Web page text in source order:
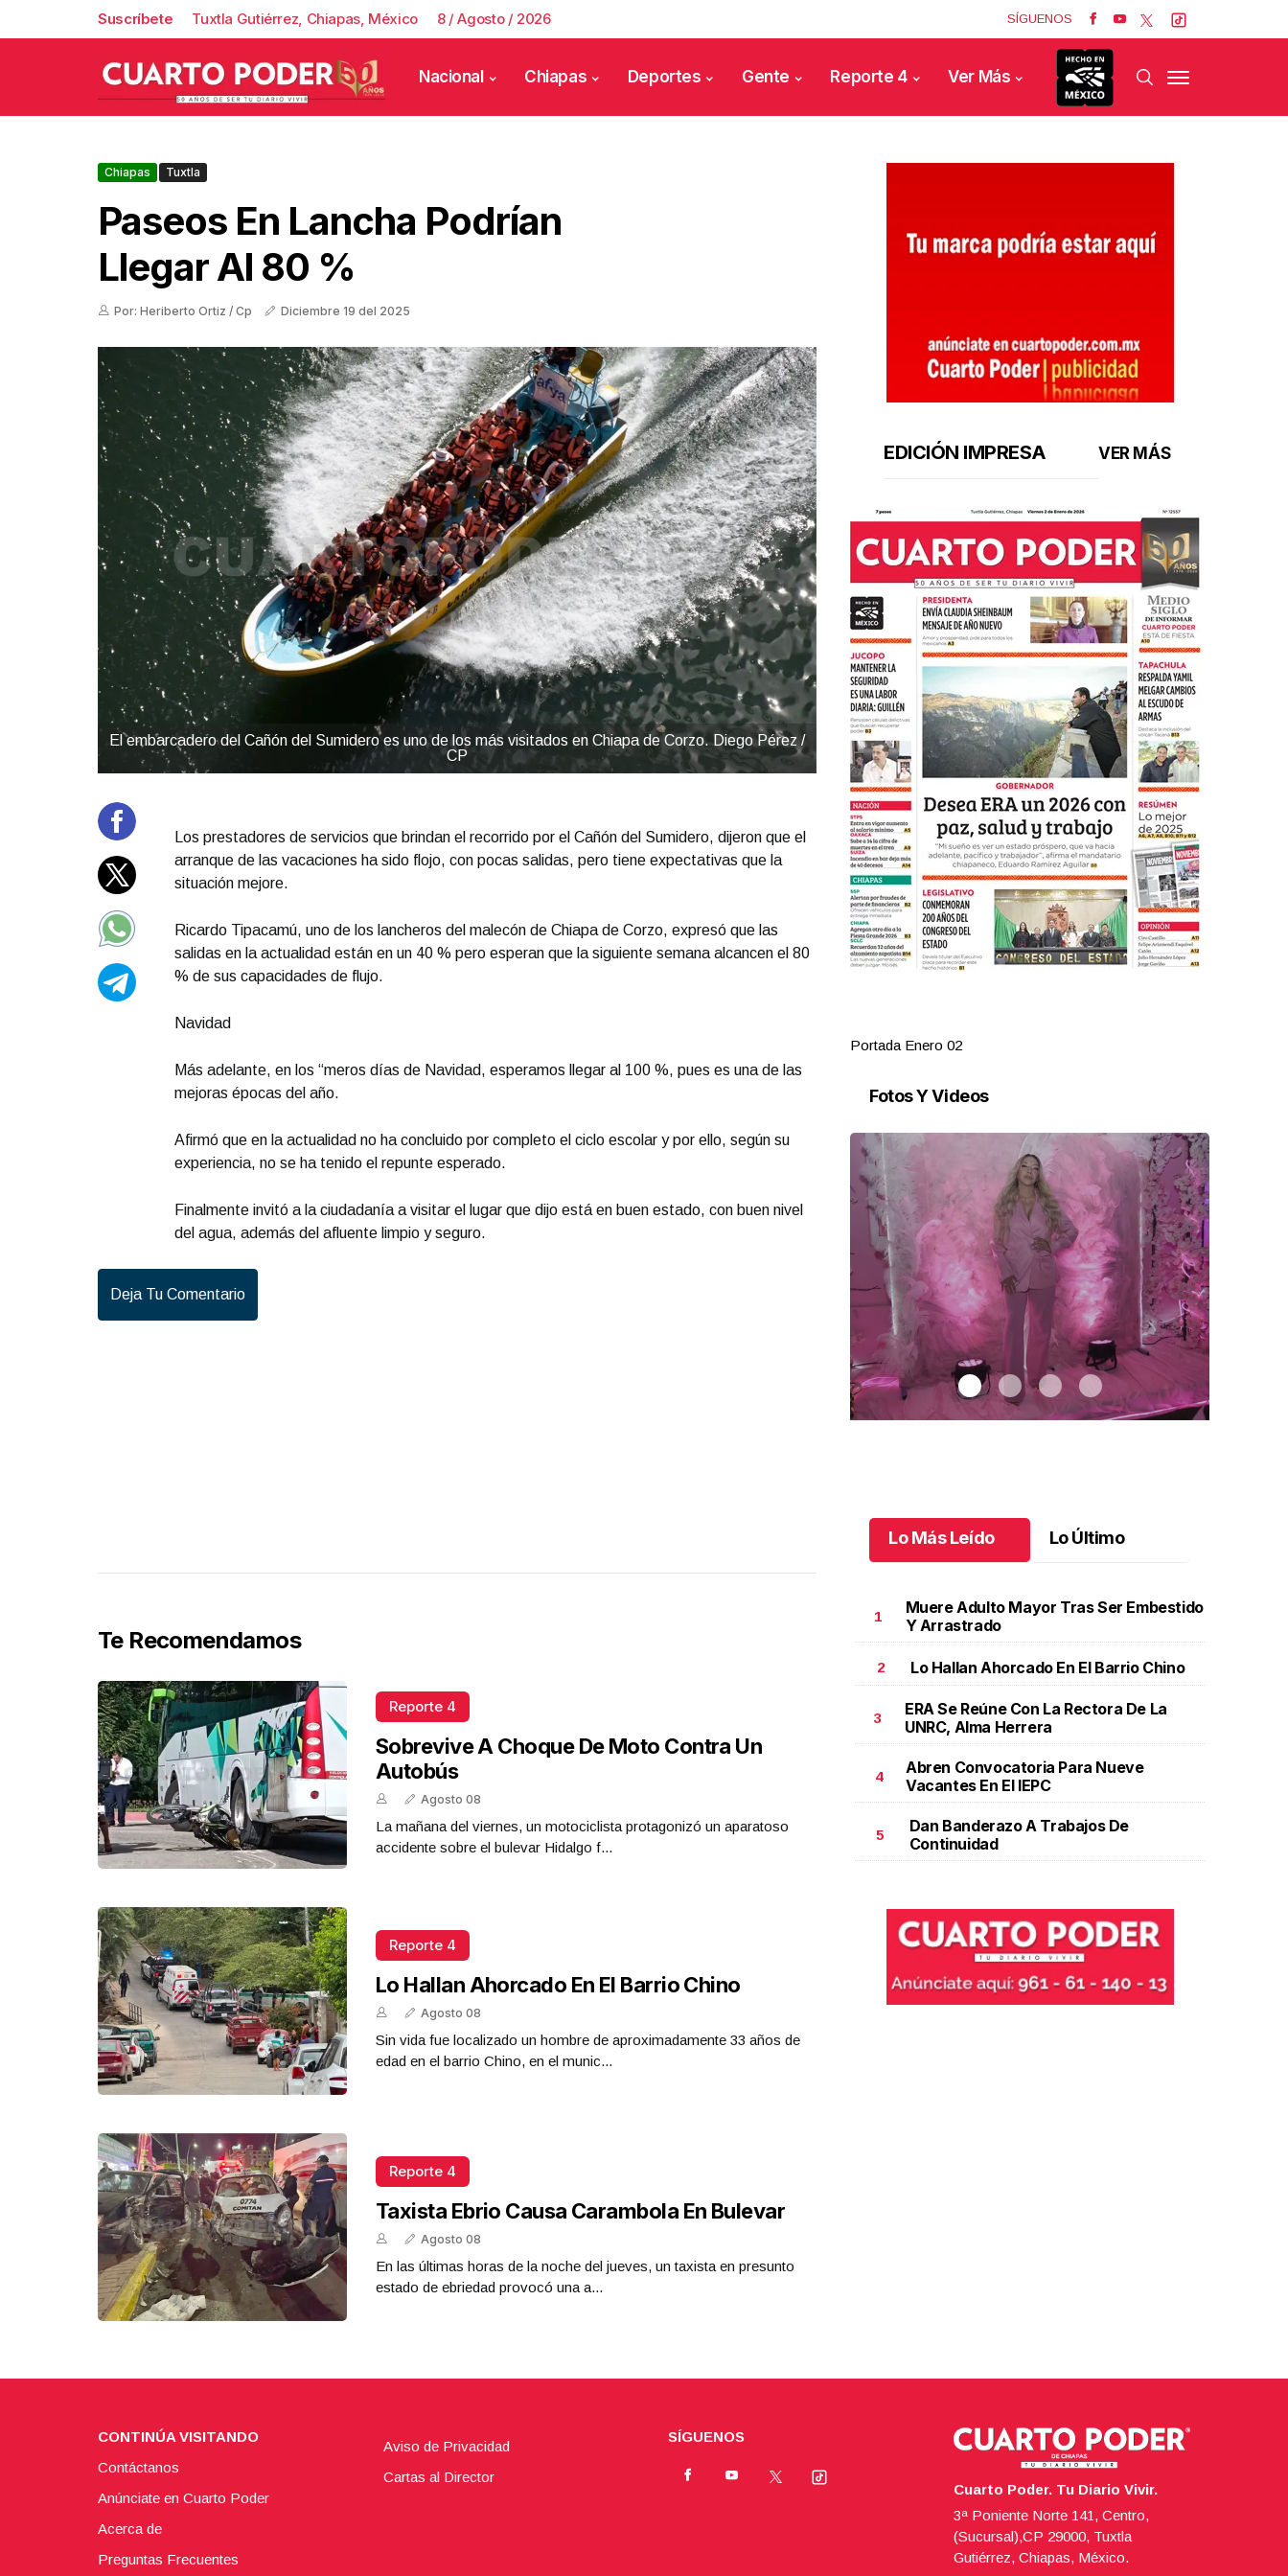
Suscríbete Tuxtla Gutiérrez, Chiapas, México 8 / Agosto / 2026 SÍGUENOS
Nacional Chiapas Deportes Gente Reporte 4 Ver Más
Chiapas Tuxtla
Paseos En Lancha Podrían
Llegar Al 80 %
Por: Heriberto Ortiz / Cp Diciembre 19 del 2025
El embarcadero del Cañón del Sumidero es uno de los más visitados en Chiapa de Corzo. Diego Pérez /
CP
Los prestadores de servicios que brindan el recorrido por el Cañón del Sumidero, dijeron que el
arranque de las vacaciones ha sido flojo, con pocas salidas, pero tiene expectativas que la
situación mejore.
Ricardo Tipacamú, uno de los lancheros del malecón de Chiapa de Corzo, expresó que las
salidas en la actualidad están en un 40 % pero esperan que la siguiente semana alcancen el 80
% de sus capacidades de flujo.
Navidad
Más adelante, en los “meros días de Navidad, esperamos llegar al 100 %, pues es una de las
mejoras épocas del año.
Afirmó que en la actualidad no ha concluido por completo el ciclo escolar y por ello, según su
experiencia, no se ha tenido el repunte esperado.
Finalmente invitó a la ciudadanía a visitar el lugar que dijo está en buen estado, con buen nivel
del agua, además del afluente limpio y seguro.
Deja Tu Comentario
Te Recomendamos
Reporte 4
Sobrevive A Choque De Moto Contra Un
Autobús
Agosto 08
La mañana del viernes, un motociclista protagonizó un aparatoso
accidente sobre el bulevar Hidalgo f...
Reporte 4
Lo Hallan Ahorcado En El Barrio Chino
Agosto 08
Sin vida fue localizado un hombre de aproximadamente 33 años de
edad en el barrio Chino, en el munic...
Reporte 4
Taxista Ebrio Causa Carambola En Bulevar
Agosto 08
En las últimas horas de la noche del jueves, un taxista en presunto
estado de ebriedad provocó una a...
EDICIÓN IMPRESA VER MÁS
Portada Enero 02
Fotos Y Videos
Diciembre 30 l 12 Visitas
Evila materializa sueños rosas.Evila materializa
sueños rosas
Enero 02 l
Lo Más Leído Lo Último
1
Muere Adulto Mayor Tras Ser Embestido
Y Arrastrado
2 Lo Hallan Ahorcado En El Barrio Chino
3
ERA Se Reúne Con La Rectora De La
UNRC, Alma Herrera
4
Abren Convocatoria Para Nueve
Vacantes En El IEPC
5
Dan Banderazo A Trabajos De
Continuidad
CONTINÚA VISITANDO
Contáctanos
Anúnciate en Cuarto Poder
Acerca de
Preguntas Frecuentes
Aviso de Privacidad
Cartas al Director
SÍGUENOS
Cuarto Poder. Tu Diario Vivir.
3ª Poniente Norte 141, Centro,
(Sucursal),CP 29000, Tuxtla
Gutiérrez, Chiapas, México.